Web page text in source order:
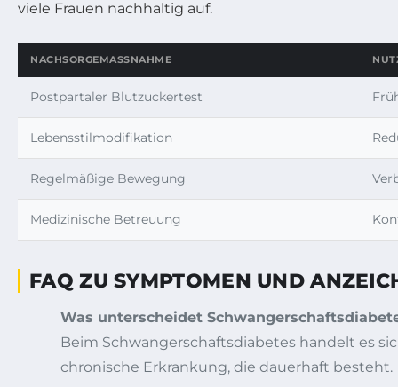
viele Frauen nachhaltig auf.
NACHSORGEMASSNAHME
Postpartaler Blutzuckertest
Lebensstilmodifikation
Regelmäßige Bewegung
Medizinische Betreuung
FAQ ZU SYMPTOMEN UND
Was unterscheidet
Beim Schwangerschaftsdiabetes handelt es
chronische Erkrankung, die dauerhaft besteht.